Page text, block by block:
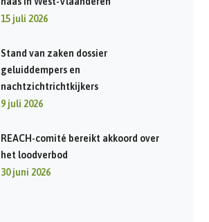
15 juli 2026
Stand van zaken dossier
geluiddempers en
nachtzichtrichtkijkers
9 juli 2026
REACH-comité bereikt akkoord over
het loodverbod
30 juni 2026